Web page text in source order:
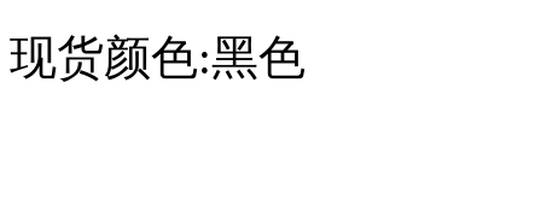
现货颜色:黑色